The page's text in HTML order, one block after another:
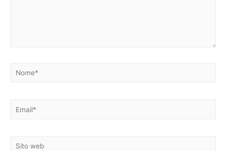
Nome*
Email*
Sito